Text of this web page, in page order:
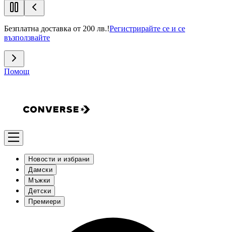
Безплатна доставка от 200 лв.!Регистрирайте се и се
възползвайте
Помощ
Новости и избрани
Дамски
Мъжки
Детски
Премиери